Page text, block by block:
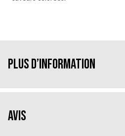
Plus d’information
Avis